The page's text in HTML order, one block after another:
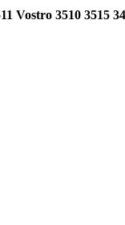
Vostro 3510 3515